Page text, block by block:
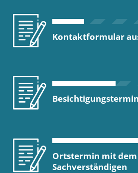
Kontaktformular
Ortstermin mit dem
Sachverständigen